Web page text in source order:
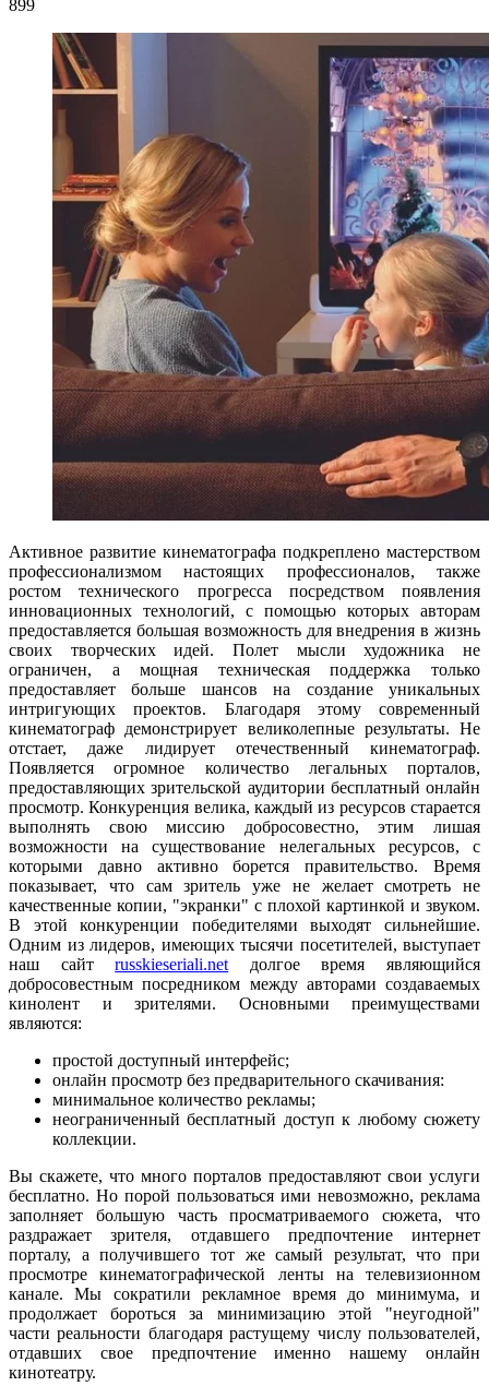
899
Активное развитие кинематографа подкреплено мастерством
профессионализмом настоящих профессионалов, также
ростом технического прогресса посредством появления
инновационных технологий, с помощью которых авторам
предоставляется большая возможность для внедрения в жизнь
своих творческих идей. Полет мысли художника не
ограничен, а мощная техническая поддержка только
предоставляет больше шансов на создание уникальных
интригующих проектов. Благодаря этому современный
кинематограф демонстрирует великолепные результаты. Не
отстает, даже лидирует отечественный кинематограф.
Появляется огромное количество легальных порталов,
предоставляющих зрительской аудитории бесплатный онлайн
просмотр. Конкуренция велика, каждый из ресурсов старается
выполнять свою миссию добросовестно, этим лишая
возможности на существование нелегальных ресурсов, с
которыми давно активно борется правительство. Время
показывает, что сам зритель уже не желает смотреть не
качественные копии, "экранки" с плохой картинкой и звуком.
В этой конкуренции победителями выходят сильнейшие.
Одним из лидеров, имеющих тысячи посетителей, выступает
наш сайтrusskieseriali.net долгое время являющийся
добросовестным посредником между авторами создаваемых
кинолент и зрителями. Основными преимуществами
являются:
простой доступный интерфейс;
онлайн просмотр без предварительного скачивания:
минимальное количество рекламы;
неограниченный бесплатный доступ к любому сюжету
коллекции.
Вы скажете, что много порталов предоставляют свои услуги
бесплатно. Но порой пользоваться ими невозможно, реклама
заполняет большую часть просматриваемого сюжета, что
раздражает зрителя, отдавшего предпочтение интернет
порталу, а получившего тот же самый результат, что при
просмотре кинематографической ленты на телевизионном
канале. Мы сократили рекламное время до минимума, и
продолжает бороться за минимизацию этой "неугодной"
части реальности благодаря растущему числу пользователей,
отдавших свое предпочтение именно нашему онлайн
кинотеатру.